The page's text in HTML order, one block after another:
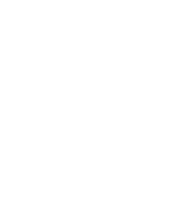
ونأمل أن